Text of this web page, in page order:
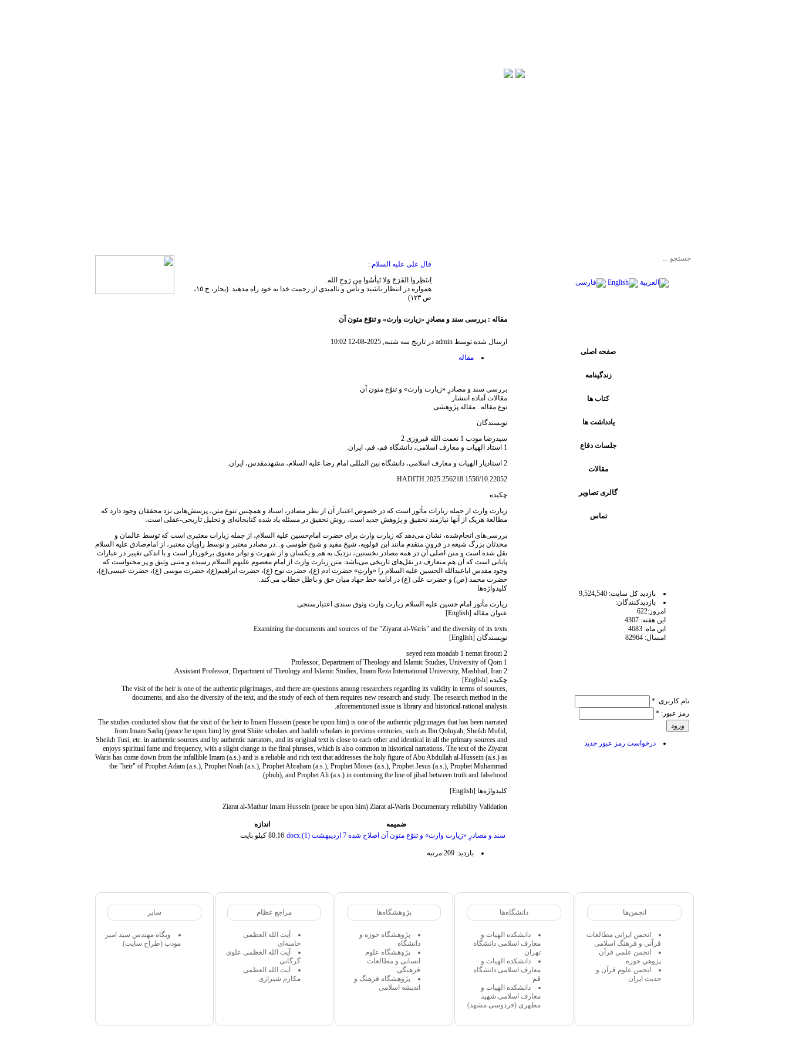
قال علی علیه السلام :
اِنتَظِروا الفَرَجَ وَلا تَیأسُوا مِن رَوحِ الله.
همواره در انتظار باشید و یأس و ناامیدی از رحمت خدا به خود راه مدهید. (بحار، ج ١٥،
ص ١٢٣)
صفحه اصلی
زندگینامه
کتاب ها
يادداشت ها
جلسات دفاع
مقالات
گالری تصاویر
تماس
بازديد كل سايت: 9,524,540
بازديدكنندگان:
امروز:622
اين هفته: 4307
اين ماه: 4683
امسال: 82964
نام کاربری: *
رمز عبور: *
درخواست رمز عبور جدید
مقاله : بررسی سند و مصادرِ «زیارت وارث» و تنوّع متون آن
ارسال شده توسط admin در تاریخ سه شنبه, 2025-08-12 10:02
مقاله
بررسی سند و مصادرِ «زیارت وارث» و تنوّع متون آن
مقالات آماده انتشار
نوع مقاله : مقاله پژوهشی
نویسندگان
سیدرضا مودب 1 نعمت الله فیروزی 2
1 استاد الهیات و معارف اسلامی، دانشگاه قم، قم، ایران.
2 استادیار الهیات و معارف اسلامی، دانشگاه بین المللی امام رضا علیه السلام، مشهدمقدس، ایران.
10.22052/HADITH.2025.256218.1550
چکیده
زیارت وارث از جمله زیارات مأثور است که در خصوص اعتبار آن از نظر مصادر، اسناد و همچنین تنوع متن، پرسش‌هایی نزد محققان وجود دارد که
مطالعة هریک از آنها نیازمند تحقیق و پژوهش جدید است. روش تحقیق در مسئله یاد شده کتابخانه‌ای و تحلیل تاریخی-عقلی است.
بررسی‌های انجام‌شده، نشان می‌دهد که زیارت وارث برای حضرت امام‌حسین علیه السلام، از جمله زیارات معتبری است که توسط عالمان و
محدثان بزرگ شیعه در قرون متقدم مانند ابن قولویه، شیخ مفید و شیخ طوسی و...در مصادر معتبر و توسط راویان معتبر، از امام‌صادق‌ علیه السلام
نقل شده است و متن اصلی آن در همة مصادر نخستین، نزدیک به هم و یکسان و از شهرت و تواتر معنوی برخوردار است و با اندکی تغییر در عبارات
پایانی است که آن هم متعارف در نقل‌های تاریخی می‌باشد. متن زیارت وارث از امام معصوم‌ علیهم السلام رسیده و متنی وثیق و پر محتواست که
وجود مقدس اباعبدالله الحسین علیه السلام را «وارثِ» حضرت آدم (ع)، حضرت نوح (ع)، حضرت ابراهیم(ع)، حضرت موسی (ع)، حضرت عیسی(ع)،
حضرت محمد (ص) و حضرت علی (ع) در ادامه خط جهاد میان حق و باطل خطاب می‌کند.
کلیدواژه‌ها
زیارت مأثور امام حسین علیه السلام زیارت وارث وثوق سندی اعتبارسنجی
عنوان مقاله [English]
Examining the documents and sources of the "Ziyarat al-Waris" and the diversity of its texts
نویسندگان [English]
seyed reza moadab 1 nemat firoozi 2
1 Professor, Department of Theology and Islamic Studies, University of Qom
2 Assistant Professor, Department of Theology and Islamic Studies, Imam Reza International University, Mashhad, Iran.
چکیده [English]
The visit of the heir is one of the authentic pilgrimages, and there are questions among researchers regarding its validity in terms of sources,
documents, and also the diversity of the text, and the study of each of them requires new research and study. The research method in the
aforementioned issue is library and historical-rational analysis.
The studies conducted show that the visit of the heir to Imam Hussein (peace be upon him) is one of the authentic pilgrimages that has been narrated
from Imam Sadiq (peace be upon him) by great Shiite scholars and hadith scholars in previous centuries, such as Ibn Qoluyah, Sheikh Mufid,
Sheikh Tusi, etc. in authentic sources and by authentic narrators, and its original text is close to each other and identical in all the primary sources and
enjoys spiritual fame and frequency, with a slight change in the final phrases, which is also common in historical narrations. The text of the Ziyarat
Waris has come down from the infallible Imam (a.s.) and is a reliable and rich text that addresses the holy figure of Abu Abdullah al-Hussein (a.s.) as
the "heir" of Prophet Adam (a.s.), Prophet Noah (a.s.), Prophet Abraham (a.s.), Prophet Moses (a.s.), Prophet Jesus (a.s.), Prophet Muhammad
(pbuh), and Prophet Ali (a.s.) in continuing the line of jihad between truth and falsehood.
کلیدواژه‌ها [English]
Ziarat al-Mathur Imam Hussein (peace be upon him) Ziarat al-Waris Documentary reliability Validation
ضمیمه
اندازه
سند و مصادرِ «زیارت وارث» و تنوّع متون آن اصلاح شده 7 اردیبهشت (1).docx
80.16 کیلو بایت
بازدید: 209 مرتبه
انجمن‌ها
انجمن ایرانی مطالعات
قرآنی و فرهنگ اسلامی
انجمن علمي قرآن
پژوهي حوزه
انجمن علوم قرآن و
حدیث ایران
دانشگاه‌ها
دانشکده الهیات و
معارف اسلامی دانشگاه
تهران
دانشکده الهیات و
معارف اسلامی دانشگاه
قم
دانشکده الهیات و
معارف اسلامی شهید
مطهری (فردوسی مشهد)
پژوهشگاه‌ها
پژوهشگاه حوزه و
دانشگاه
پژوهشگاه علوم
انسانی و مطالعات
فرهنگی
پژوهشگاه فرهنگ و
اندیشه اسلامی
مراجع عظام
آیت الله العظمی
خامنه‌ای
آیت الله العظمی علوی
گرگانی
آیت الله العظمی
مکارم شیرازی
سایر
وبگاه مهندس سيد امير
مودب (طراح سايت)